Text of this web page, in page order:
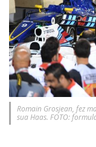
Romain Grosjean, fez
sua Haas. FOTO: